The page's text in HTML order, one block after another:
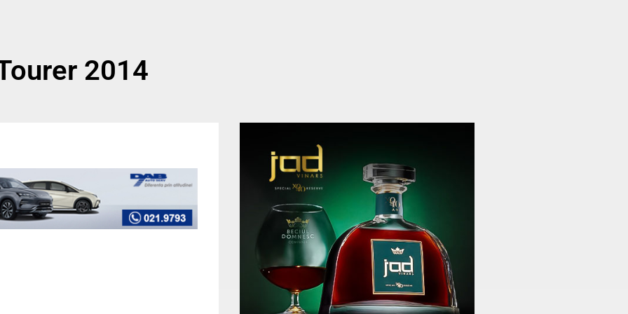
2014